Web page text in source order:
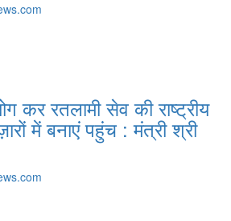
कर रतलामी सेव की राष्ट्रीय
में बनाएं पहुंच : मंत्री श्री